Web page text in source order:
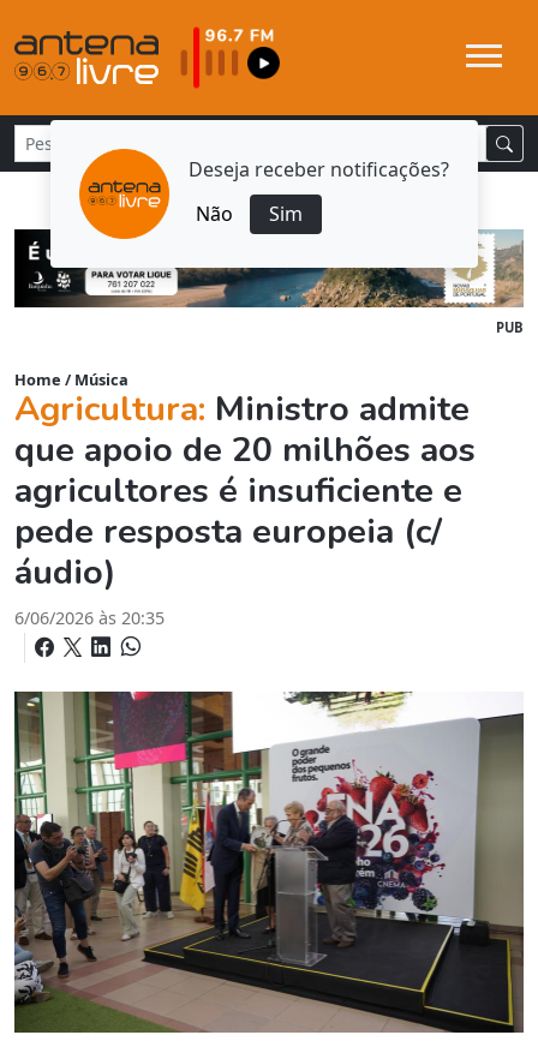
Deseja receber notificações?
Não
Sim
PUB
Home / Música
Agricultura: Ministro admite
que apoio de 20 milhões aos
agricultores é insuficiente e
pede resposta europeia (c/
áudio)
6/06/2026 às 20:35